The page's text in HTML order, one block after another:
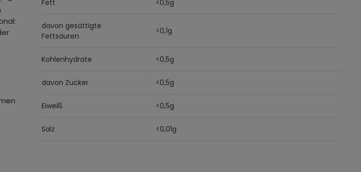
Fett <0,5g
davon gesättigte
Fettsäuren
<0,1g
Kohlenhydrate <0,5g
davon Zucker <0,5g
Eiweiß <0,5g
Salz <0,01g